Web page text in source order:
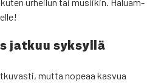
jat­kuu syk­syl­lä
mut­ta nope­aa kas­vua